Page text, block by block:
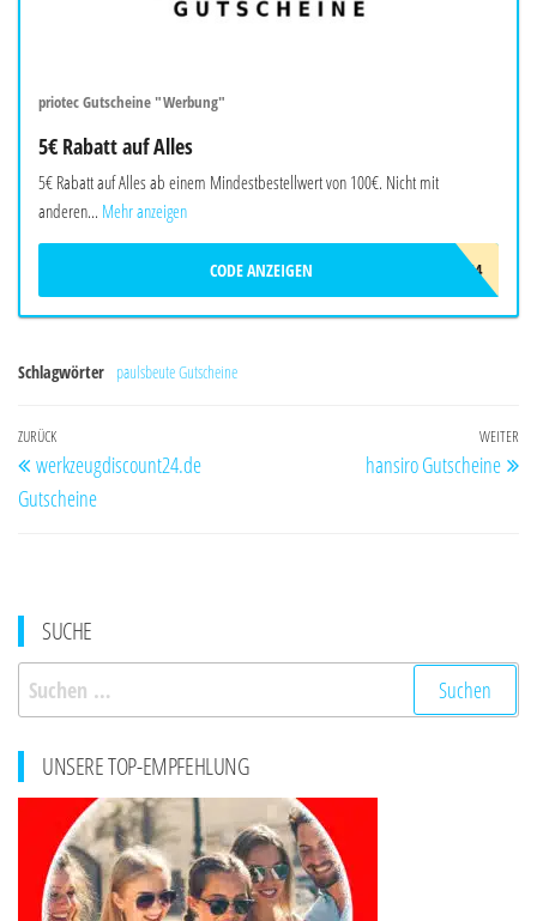
priotec Gutscheine "Werbung"
5€ Rabatt auf Alles
5€ Rabatt auf Alles ab einem Mindestbestellwert von 100€. Nicht mit
anderen... Mehr anzeigen
L9T5Y8S4
CODE ANZEIGEN
Schlagwörter paulsbeute Gutscheine
Beitragsnavigation
Vorheriger
Beitrag
ZURÜCK
werkzeugdiscount24.de
Gutscheine
WEITER
hansiro Gutscheine
SUCHE
Suchen
nach:
UNSERE TOP-EMPFEHLUNG